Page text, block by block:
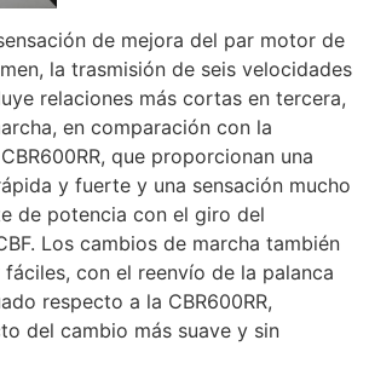
de mejora del par motor de
la trasmisión de seis velocidades
relaciones más cortas en tercera,
en comparación con la
que proporcionan una
y fuerte y una sensación mucho
de potencia con el giro del
Los cambios de marcha también
con el reenvío de la palanca
respecto a la CBR600RR,
del cambio más suave y sin